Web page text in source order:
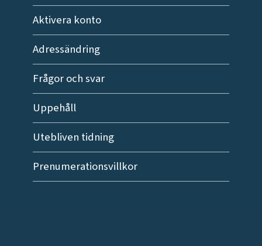
Aktivera konto
Adressändring
Frågor och svar
Uppehåll
Utebliven tidning
Prenumerationsvillkor